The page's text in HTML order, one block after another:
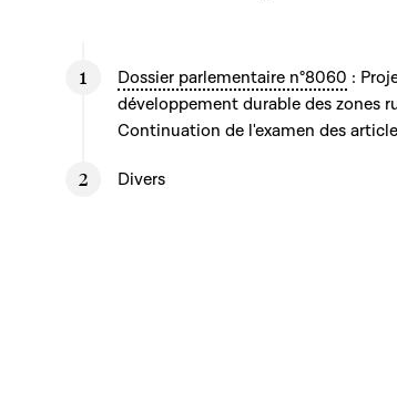
Dossier parlementaire n°8060 :
développement durable des zones
Continuation de l'examen des
Divers